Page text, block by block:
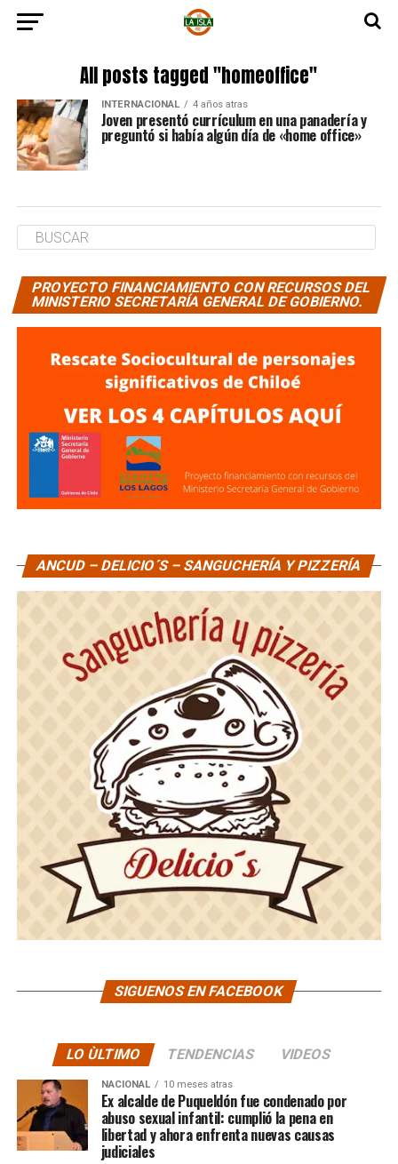
All posts tagged "homeoffice"
INTERNACIONAL 4 años atras
Joven presentó currículum en una panadería y
preguntó si había algún día de «home office»
PROYECTO FINANCIAMIENTO CON RECURSOS DEL
MINISTERIO SECRETARÍA GENERAL DE GOBIERNO.
ANCUD – DELICIO´S – SANGUCHERÍA Y PIZZERÍA
SIGUENOS EN FACEBOOK
LO ÙLTIMO TENDENCIAS VIDEOS
NACIONAL 10 meses atras
Ex alcalde de Puqueldón fue condenado por
abuso sexual infantil: cumplió la pena en
libertad y ahora enfrenta nuevas causas
judiciales